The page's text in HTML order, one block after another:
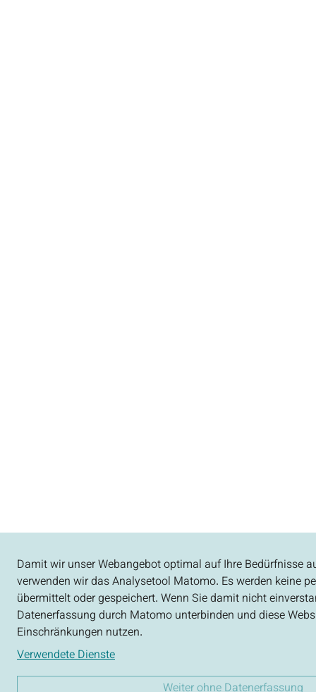
Damit wir unser Webangebot optimal auf Ihre Bedürfnisse
verwenden wir das Analysetool Matomo. Es werden keine
übermittelt oder gespeichert. Wenn Sie damit nicht
Datenerfassung durch Matomo unterbinden und diese
Einschränkungen nutzen.
Verwendete Dienste